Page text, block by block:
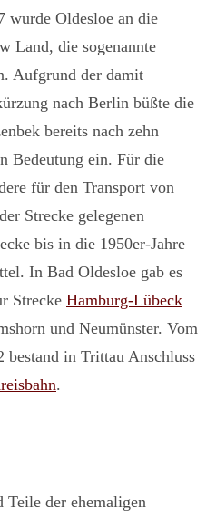
wurde Oldesloe an die
Land, die sogenannte
Aufgrund der damit
nach Berlin büßte die
bereits nach zehn
Bedeutung ein. Für die
für den Transport von
Strecke gelegenen
bis in die 1950er-Jahre
In Bad Oldesloe gab es
Strecke Hamburg-Lübeck
und Neumünster. Vom
bestand in Trittau Anschluss
.
Teile der ehemaligen